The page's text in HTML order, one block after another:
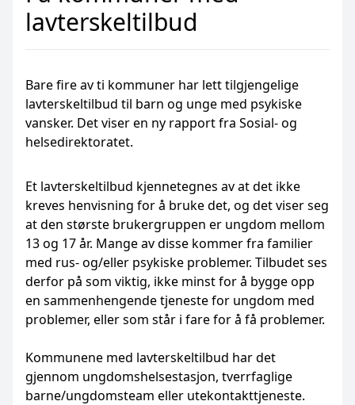
lavterskeltilbud
Bare fire av ti kommuner har lett tilgjengelige
lavterskeltilbud til barn og unge med psykiske
vansker. Det viser en ny rapport fra Sosial- og
helsedirektoratet.
Et lavterskeltilbud kjennetegnes av at det ikke
kreves henvisning for å bruke det, og det viser seg
at den største brukergruppen er ungdom mellom
13 og 17 år. Mange av disse kommer fra familier
med rus- og/eller psykiske problemer. Tilbudet ses
derfor på som viktig, ikke minst for å bygge opp
en sammenhengende tjeneste for ungdom med
problemer, eller som står i fare for å få problemer.
Kommunene med lavterskeltilbud har det
gjennom ungdomshelsestasjon, tverrfaglige
barne/ungdomsteam eller utekontakttjeneste.